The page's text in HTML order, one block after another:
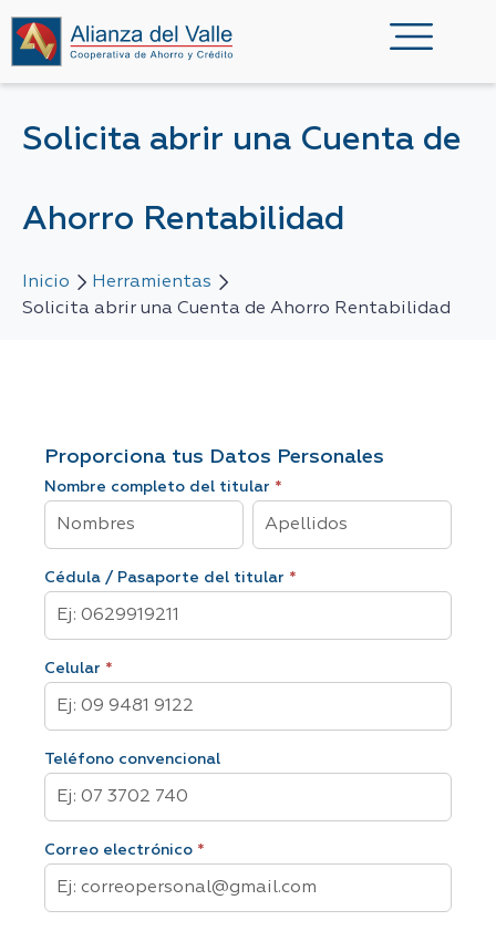
Solicita abrir una Cuenta de
Ahorro Rentabilidad
Inicio
Herramientas
Solicita abrir una Cuenta de Ahorro Rentabilidad
de
Apertura
Ahorro
Rentabilidad
Proporciona tus Datos Personales
Nombre completo del titular *
titular
titular
Cédula / Pasaporte del titular *
Celular *
Teléfono convencional
Correo electrónico *